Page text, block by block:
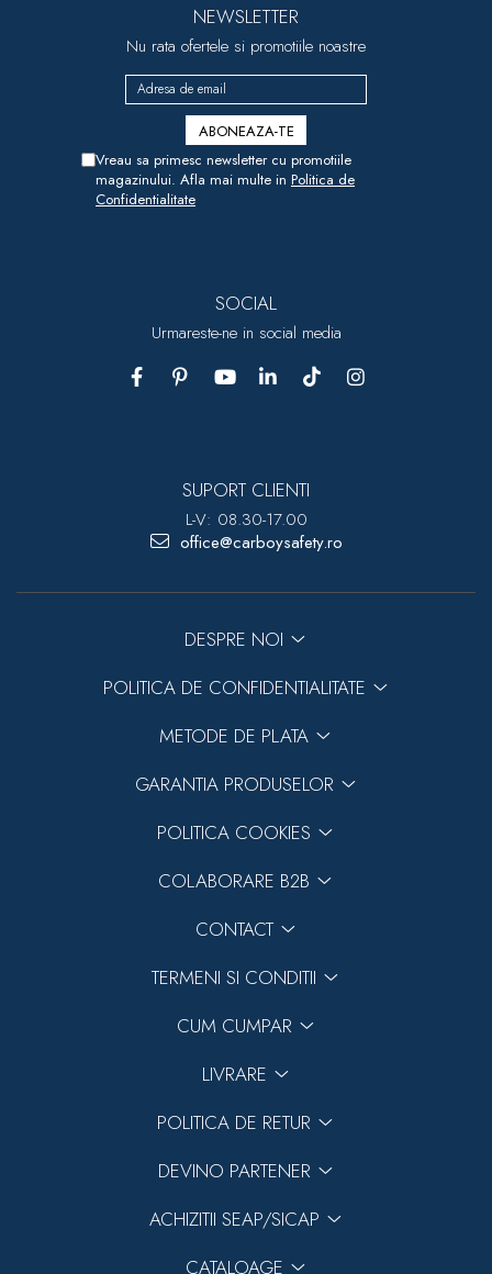
NEWSLETTER
Nu rata ofertele si promotiile noastre
Vreau sa primesc newsletter cu promotiile
magazinului. Afla mai multe in Politica de
Confidentialitate
SOCIAL
Urmareste-ne in social media
SUPORT CLIENTI
L-V: 08.30-17.00
office@carboysafety.ro
DESPRE NOI
POLITICA DE CONFIDENTIALITATE
METODE DE PLATA
GARANTIA PRODUSELOR
POLITICA COOKIES
COLABORARE B2B
CONTACT
TERMENI SI CONDITII
CUM CUMPAR
LIVRARE
POLITICA DE RETUR
DEVINO PARTENER
ACHIZITII SEAP/SICAP
CATALOAGE